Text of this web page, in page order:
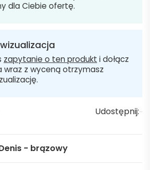
dla Ciebie ofertę.
zapytanie o ten produkt i dołącz
wraz z wyceną otrzymasz
Udostępnij:
- brązowy